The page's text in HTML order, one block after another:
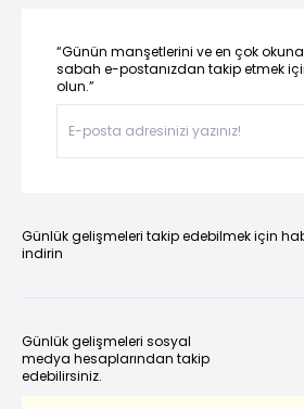
“Günün manşetlerini ve en çok
sabah e-postanızdan takip etmek
olun.”
Günlük gelişmeleri takip edebilmek için
indirin
Günlük gelişmeleri sosyal
medya hesaplarından takip
edebilirsiniz.